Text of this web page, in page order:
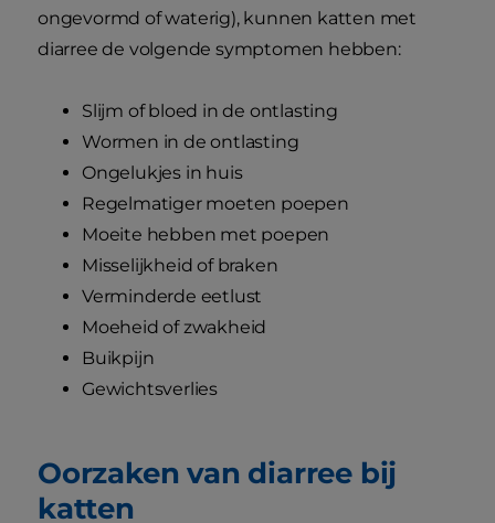
ongevormd of waterig), kunnen katten met
diarree de volgende symptomen hebben:
Slijm of bloed in de ontlasting
Wormen in de ontlasting
Ongelukjes in huis
Regelmatiger moeten poepen
Moeite hebben met poepen
Misselijkheid of braken
Verminderde eetlust
Moeheid of zwakheid
Buikpijn
Gewichtsverlies
Oorzaken van diarree bij
katten